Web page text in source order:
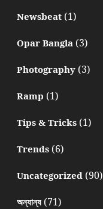
Newsbeat(1)
Opar Bangla(3)
Photography(3)
Ramp (1)
Tips & Tricks(1)
Trends(6)
Uncategorized(90)
অন্যান্য(71)